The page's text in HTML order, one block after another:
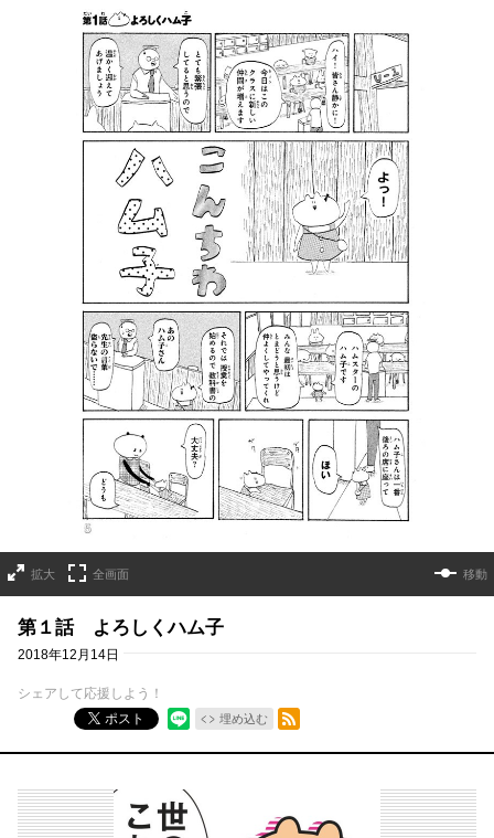
拡大 全画面 移動
第１話 よろしくハム子
2018年12月14日
シェアして応援しよう！
ポスト
埋め込む
RSSフィード